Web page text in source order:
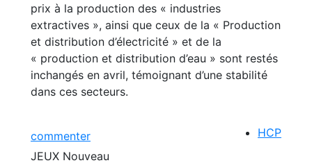
prix à la production des « industries
extractives », ainsi que ceux de la « Production
et distribution d’électricité » et de la
« production et distribution d’eau » sont restés
inchangés en avril, témoignant d’une stabilité
dans ces secteurs.
commenter
HCP
JEUX Nouveau